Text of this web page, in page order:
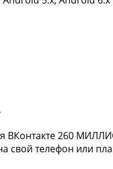
ВКонтакте 260
свой телефон или